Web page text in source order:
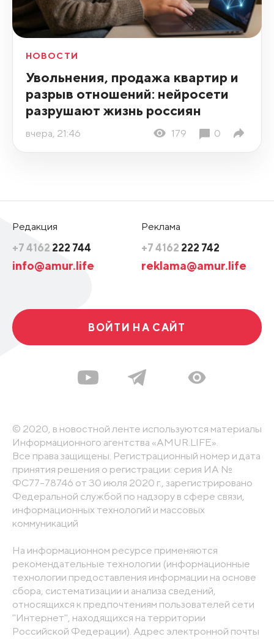
НОВОСТИ
Увольнения, продажа квартир и
разрыв отношений: нейросети
разрушают жизнь россиян
вчера, 21:46 179 0
Редакция
+7 4162 222 744
info@amur.life
Реклама
+7 4162 222 742
reklama@amur.life
ВОЙТИ НА САЙТ
© 2020, в новостной ленте используются материалы
Информационного агентства «AMUR.LIFE».
Все права защищены. Регистрационный номер и дата
принятия решения о регистрации: серия ИА №
ФС77-78746 от 30 июля 2020 г., зарегистрировано
Федеральной службой по надзору в сфере связи,
информационных технологий и массовых
коммуникаций
На информационном ресурсе применяются
рекомендательные технологии (информационные
технологии предоставления информации на основе
сбора, систематизации и анализа сведений,
относящихся к предпочтениям пользователей сети
"Интернет", находящихся на территории
Российской Федерации). Адрес электронной почты